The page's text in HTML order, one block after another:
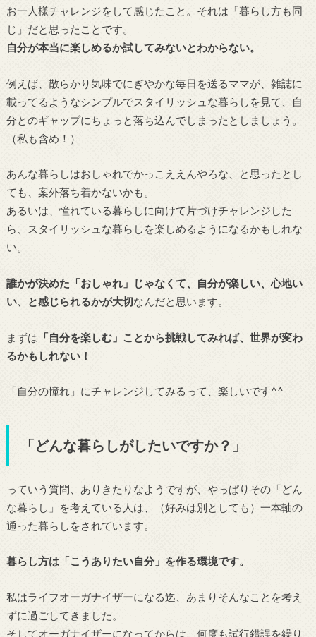
お一人様チャレンジをして感じたこと。それは「暮らし方も同
じ」だと思ったことです。
自分が本当に楽しめるか試してみないとわからない。
例えば、散らかり気味でにぎやかな毎日を送るママが、雑誌に
載ってるようなシンプルでスタイリッシュな暮らしを見て、自
分とのギャップにちょっと落ち込んでしまったとしましょう。
（私も含め！）
あんな暮らしはおしゃれでかっこええんやろな、と思ったとし
ても、案外落ち着かないかも。
あるいは、憧れている暮らしに向けて片づけチャレンジした
ら、スタイリッシュな暮らしを楽しめるようになるかもしれな
い。
誰かが決めた「おしゃれ」じゃなくて、自分が楽しい、心地い
い、と感じられるかが大切なんだと思います。
まずは 「自分を楽しむ」ことから挑戦してみれば、世界が変わ
るかもしれない！
「自分の憧れ」にチャレンジしてみるって、楽しいです^^
「どんな暮らしがしたいですか？」
っていう質問、ありきたりなようですが、やっぱりその「どん
な暮らし」を考えている人は、（好みは別としても）一本軸の
通った暮らしをされています。
暮らし方は「こうありたい自分」を作る環境です。
私はライフオーガナイザーになる迄、あまりそんなことを考え
ずに過ごしてきました。
そしてオーガナイザーになってからは、何度も試行錯誤を繰り